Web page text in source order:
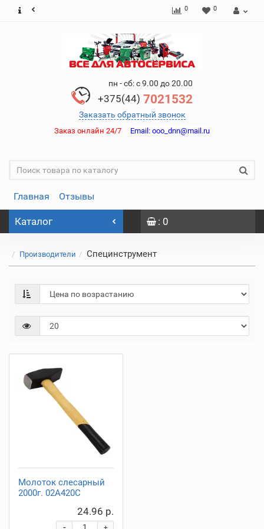
0 0
пн - сб: с 9.00 до 20.00
+375(44) 7021532
Заказать обратный звонок
Заказ онлайн 24/7 Email: ooo_dnn@mail.ru
Главная Отзывы
Каталог : 0
Производители Специнструмент
Молоток слесарный
2000г. 02A420C
24.96 р.